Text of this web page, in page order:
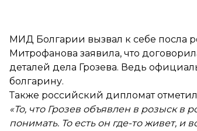
МИД Болгарии вызвал к себе посла
Митрофанова заявила, что
деталей дела Грозева. Ведь
болгарину.
Также российский дипломат
«То, что Грозев объявлен в розыск в
понимать. То есть он где-то живет,